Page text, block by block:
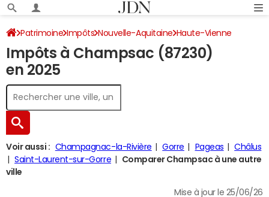
Patrimoine Impôts Nouvelle-Aquitaine Haute-Vienne
Champsac Impôt sur le revenu
Impôts à Champsac (87230)
en 2025
Voir aussi : Champagnac-la-Rivière Gorre Pageas
Châlus
Saint-Laurent-sur-Gorre
Comparer Champsac à une autre
ville
Mise à jour le 25/06/26